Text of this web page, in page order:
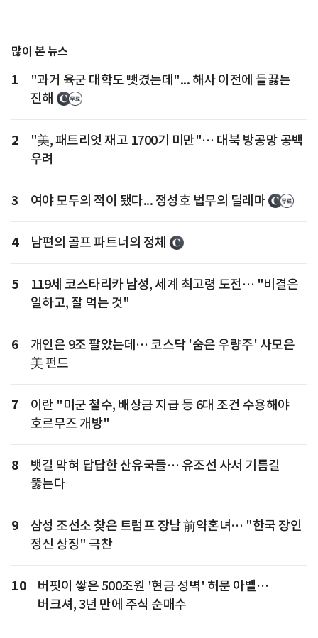
많이 본 뉴스
1
"과거 육군 대학도 뺏겼는데"... 해사 이전에 들끓는
진해
2
"美, 패트리엇 재고 1700기 미만"… 대북 방공망 공백
우려
3 여야 모두의 적이 됐다... 정성호 법무의 딜레마
4 남편의 골프 파트너의 정체
5
119세 코스타리카 남성, 세계 최고령 도전… "비결은
일하고, 잘 먹는 것"
6
개인은 9조 팔았는데… 코스닥 '숨은 우량주' 사모은
美 펀드
7
이란 "미군 철수, 배상금 지급 등 6대 조건 수용해야
호르무즈 개방"
8
뱃길 막혀 답답한 산유국들… 유조선 사서 기름길
뚫는다
9
삼성 조선소 찾은 트럼프 장남 前약혼녀… "한국 장인
정신 상징" 극찬
10
버핏이 쌓은 500조원 '현금 성벽' 허문 아벨…
버크셔, 3년 만에 주식 순매수